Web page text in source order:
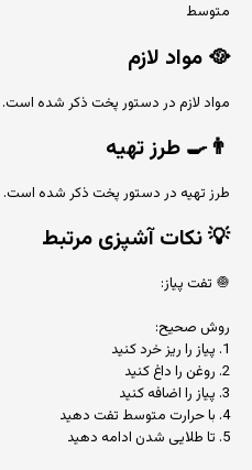
متوسط
🥘 مواد لازم
مواد لازم در دستور پخت ذکر شده است.
👨‍🍳 طرز تهیه
طرز تهیه در دستور پخت ذکر شده است.
💡نکات آشپزی مرتبط
🧅 تفت پیاز:
روش صحیح:
1. پیاز را ریز خرد کنید
2. روغن را داغ کنید
3. پیاز را اضافه کنید
4. با حرارت متوسط تفت دهید
5. تا طلایی شدن ادامه دهید